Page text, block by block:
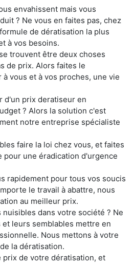
envahissent mais vous
? Ne vous en faites pas, chez
de dératisation la plus
à vos besoins.
trouvent être deux choses
de prix. Alors faites le
vous et à vos proches, une vie
d'un prix deratiseur en
? Alors la solution c'est
notre entreprise spécialiste
faire la loi chez vous, et faites
pour une éradication d'urgence
rapidement pour tous vos soucis
le travail à abattre, nous
au meilleur prix.
dans votre société ? Ne
leurs semblables mettre en
Nous mettons à votre
la dératisation.
prix de votre dératisation, et